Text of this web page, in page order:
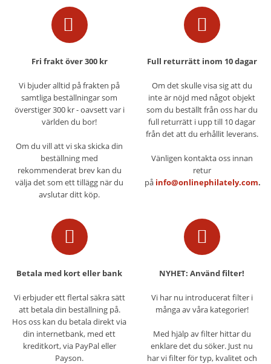
Fri frakt över 300 kr
Vi bjuder alltid på frakten på
samtliga beställningar som
överstiger 300 kr - oavsett var i
världen du bor!
Om du vill att vi ska skicka din
beställning med
rekommenderat brev kan du
välja det som ett tillägg när du
avslutar ditt köp.
Full returrätt inom 10 dagar
Om det skulle visa sig att du
inte är nöjd med något objekt
som du beställt från oss har du
full returrätt i upp till 10 dagar
från det att du erhållit leverans.
Vänligen kontakta oss innan
retur
på info@onlinephilately.com.
Betala med kort eller bank
Vi erbjuder ett flertal säkra sätt
att betala din beställning på.
Hos oss kan du betala direkt via
din internetbank, med ett
kreditkort, via PayPal eller
Payson.
NYHET: Använd filter!
Vi har nu introducerat filter i
många av våra kategorier!
Med hjälp av filter hittar du
enklare det du söker. Just nu
har vi filter för typ, kvalitet och